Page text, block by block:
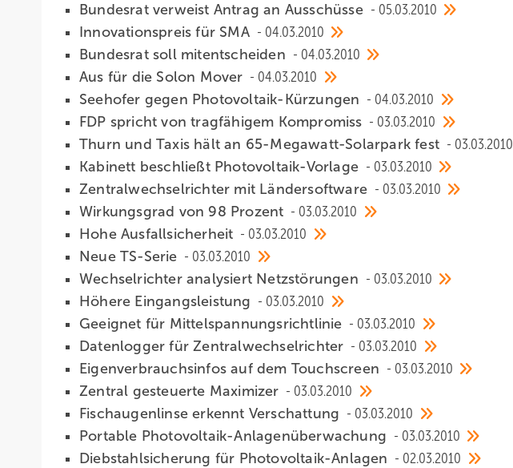
Bundesrat verweist Antrag an Ausschüsse
05.03.2010
Innovationspreis für SMA
04.03.2010
Bundesrat soll mitentscheiden
04.03.2010
Aus für die Solon Mover
04.03.2010
Seehofer gegen Photovoltaik-Kürzungen
04.03.2010
FDP spricht von tragfähigem Kompromiss
03.03.2010
Thurn und Taxis hält an 65-Megawatt-Solarpark fest
03.03.2010
Kabinett beschließt Photovoltaik-Vorlage
03.03.2010
Zentralwechselrichter mit Ländersoftware
03.03.2010
Wirkungsgrad von 98 Prozent
03.03.2010
Hohe Ausfallsicherheit
03.03.2010
Neue TS-Serie
03.03.2010
Wechselrichter analysiert Netzstörungen
03.03.2010
Höhere Eingangsleistung
03.03.2010
Geeignet für Mittelspannungsrichtlinie
03.03.2010
Datenlogger für Zentralwechselrichter
03.03.2010
Eigenverbrauchsinfos auf dem Touchscreen
03.03.2010
Zentral gesteuerte Maximizer
03.03.2010
Fischaugenlinse erkennt Verschattung
03.03.2010
Portable Photovoltaik-Anlagenüberwachung
03.03.2010
Diebstahlsicherung für Photovoltaik-Anlagen
02.03.2010